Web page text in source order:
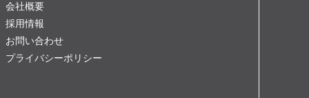
会社概要
採用情報
お問い合わせ
プライバシーポリシー